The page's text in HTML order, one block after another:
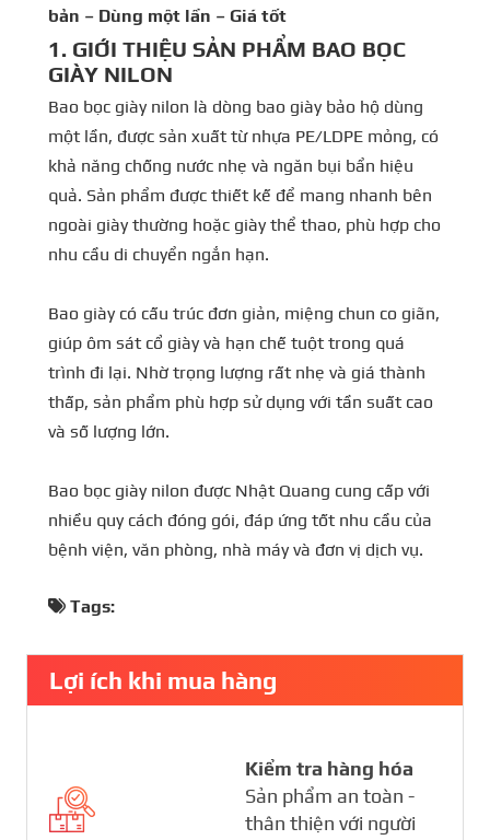
bản – Dùng một lần – Giá tốt
1. GIỚI THIỆU SẢN PHẨM BAO BỌC
GIÀY NILON
Bao bọc giày nilon là dòng bao giày bảo hộ dùng
một lần, được sản xuất từ nhựa PE/LDPE mỏng, có
khả năng chống nước nhẹ và ngăn bụi bẩn hiệu
quả. Sản phẩm được thiết kế để mang nhanh bên
ngoài giày thường hoặc giày thể thao, phù hợp cho
nhu cầu di chuyển ngắn hạn.
Bao giày có cấu trúc đơn giản, miệng chun co giãn,
giúp ôm sát cổ giày và hạn chế tuột trong quá
trình đi lại. Nhờ trọng lượng rất nhẹ và giá thành
thấp, sản phẩm phù hợp sử dụng với tần suất cao
và số lượng lớn.
Bao bọc giày nilon được Nhật Quang cung cấp với
nhiều quy cách đóng gói, đáp ứng tốt nhu cầu của
bệnh viện, văn phòng, nhà máy và đơn vị dịch vụ.
Tags:
Lợi ích khi mua hàng
Kiểm tra hàng hóa
Sản phẩm an toàn -
thân thiện với người